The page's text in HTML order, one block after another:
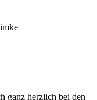
ganz herzlich bei den